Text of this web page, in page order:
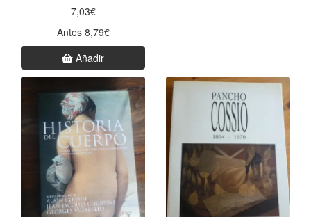
7,03€
Antes 8,79€
Añadir